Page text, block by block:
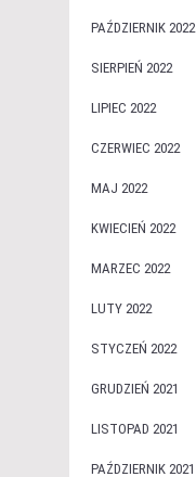
PAŹDZIERNIK 2022
SIERPIEŃ 2022
LIPIEC 2022
CZERWIEC 2022
MAJ 2022
KWIECIEŃ 2022
MARZEC 2022
LUTY 2022
STYCZEŃ 2022
GRUDZIEŃ 2021
LISTOPAD 2021
PAŹDZIERNIK 2021